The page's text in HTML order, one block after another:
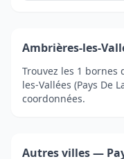
Ambrières-les-
Trouvez les 1 bornes
les-Vallées (Pays De
coordonnées.
Autres villes —